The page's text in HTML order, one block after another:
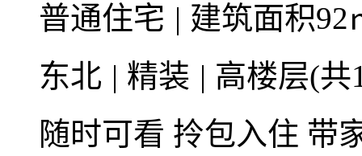
普通住宅 | 建筑面积
东北 | 精装 | 高楼层(
随时可看 拎包入住 带